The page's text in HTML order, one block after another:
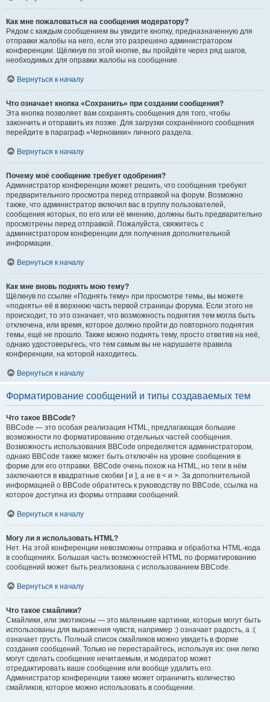
Как мне пожаловаться на сообщения модератору?
Рядом с каждым сообщением вы увидите кнопку, предназначенную для
отправки жалобы на него, если это разрешено администратором
конференции. Щёлкнув по этой кнопке, вы пройдёте через ряд шагов,
необходимых для оправки жалобы на сообщение.
Вернуться к началу
Что означает кнопка «Сохранить» при создании сообщения?
Эта кнопка позволяет вам сохранять сообщения для того, чтобы
закончить и отправить их позже. Для загрузки сохранённого сообщения
перейдите в параграф «Черновики» личного раздела.
Вернуться к началу
Почему моё сообщение требует одобрения?
Администратор конференции может решить, что сообщения требуют
предварительного просмотра перед отправкой на форум. Возможно
также, что администратор включил вас в группу пользователей,
сообщения которых, по его или её мнению, должны быть предварительно
просмотрены перед отправкой. Пожалуйста, свяжитесь с
администратором конференции для получения дополнительной
информации.
Вернуться к началу
Как мне вновь поднять мою тему?
Щёлкнув по ссылке «Поднять тему» при просмотре темы, вы можете
«поднять» её в верхнюю часть первой страницы форума. Если этого не
происходит, то это означает, что возможность поднятия тем могла быть
отключена, или время, которое должно пройти до повторного поднятия
темы, ещё не прошло. Также можно поднять тему, просто ответив на неё,
однако удостоверьтесь, что тем самым вы не нарушаете правила
конференции, на которой находитесь.
Вернуться к началу
Форматирование сообщений и типы создаваемых тем
Что такое BBCode?
BBCode — это особая реализация HTML, предлагающая большие
возможности по форматированию отдельных частей сообщения.
Возможность использования BBCode определяется администратором,
однако BBCode также может быть отключён на уровне сообщения в
форме для его отправки. BBCode очень похож на HTML, но теги в нём
заключаются в квадратные скобки [ и ], а не в < и >. За дополнительной
информацией о BBCode обратитесь к руководству по BBCode, ссылка на
которое доступна из формы отправки сообщений.
Вернуться к началу
Могу ли я использовать HTML?
Нет. На этой конференции невозможны отправка и обработка HTML-кода
в сообщениях. Большая часть возможностей HTML по форматированию
сообщений может быть реализована с использованием BBCode.
Вернуться к началу
Что такое смайлики?
Смайлики, или эмотиконы — это маленькие картинки, которые могут быть
использованы для выражения чувств, например :) означает радость, а :(
означает грусть. Полный список смайликов можно увидеть в форме
создания сообщений. Только не перестарайтесь, используя их: они легко
могут сделать сообщение нечитаемым, и модератор может
отредактировать ваше сообщение или вообще удалить его.
Администратор конференции также может ограничить количество
смайликов, которое можно использовать в сообщении.